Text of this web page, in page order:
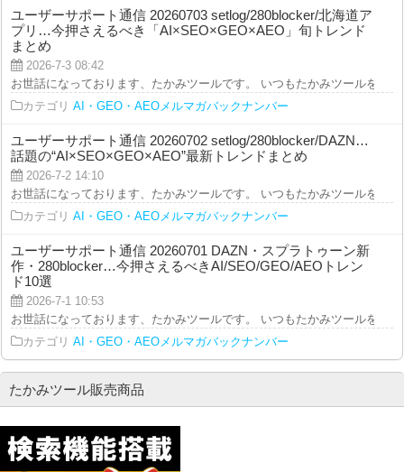
ユーザーサポート通信 20260703 setlog/280blocker/北海道ア
プリ…今押さえるべき「AI×SEO×GEO×AEO」旬トレンド
まとめ
2026-7-3 08:42
お世話になっております、たかみツールです。 いつもたかみツールをご
カテゴリ AI・GEO・AEOメルマガバックナンバー
ユーザーサポート通信 20260702 setlog/280blocker/DAZN…
話題の“AI×SEO×GEO×AEO”最新トレンドまとめ
2026-7-2 14:10
お世話になっております、たかみツールです。 いつもたかみツールをご
カテゴリ AI・GEO・AEOメルマガバックナンバー
ユーザーサポート通信 20260701 DAZN・スプラトゥーン新
作・280blocker…今押さえるべきAI/SEO/GEO/AEOトレン
ド10選
2026-7-1 10:53
お世話になっております、たかみツールです。 いつもたかみツールをご
カテゴリ AI・GEO・AEOメルマガバックナンバー
たかみツール販売商品